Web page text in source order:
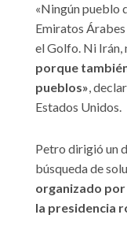
«Ningún pueblo
Emiratos
el Golfo. Ni Irán,
porque
pueblos»,
Estados Unidos.
Petro dirigió un
búsqueda de
organizado
la presidencia